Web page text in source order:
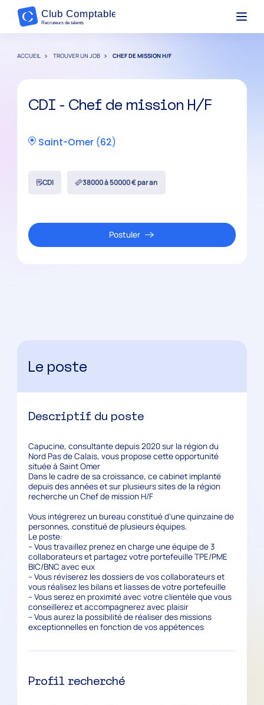
ACCUEIL TROUVER UN JOB CHEF DE MISSION H/F
CDI - Chef de mission H/F
Saint-Omer(62)
CDI 38000 à 50000 € par an
Postuler
Le poste
Descriptif du poste
Capucine, consultante depuis 2020 sur la région du
Nord Pas de Calais, vous propose cette opportunité
située à Saint Omer
Dans le cadre de sa croissance, ce cabinet implanté
depuis des années et sur plusieurs sites de la région
recherche un Chef de mission H/F
Vous intégrerez un bureau constitué d’une quinzaine de
personnes, constitué de plusieurs équipes.
Le poste:
– Vous travaillez prenez en charge une équipe de 3
collaborateurs et partagez votre portefeuille TPE/PME
BIC/BNC avec eux
– Vous réviserez les dossiers de vos collaborateurs et
vous réalisez les bilans et liasses de votre portefeuille
– Vous serez en proximité avec votre clientèle que vous
conseillerez et accompagnerez avec plaisir
– Vous aurez la possibilité de réaliser des missions
exceptionnelles en fonction de vos appétences
Profil recherché